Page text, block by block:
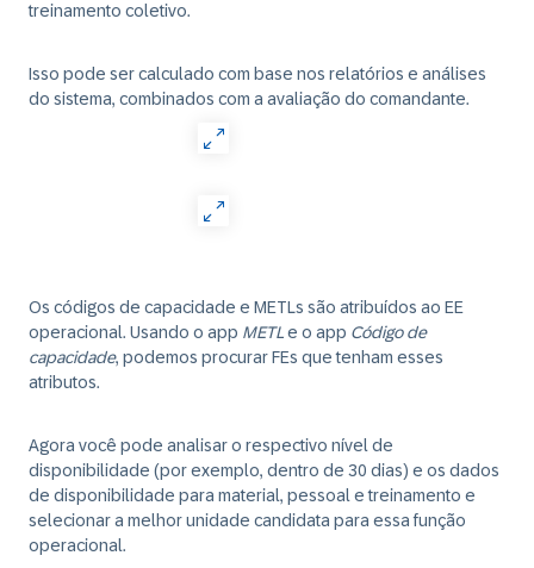
treinamento coletivo.
Isso pode ser calculado com base nos relatórios e análises
do sistema, combinados com a avaliação do comandante.
Os códigos de capacidade e METLs são atribuídos ao EE
operacional. Usando o app METLe o app Código de
capacidade, podemos procurar FEs que tenham esses
atributos.
Agora você pode analisar o respectivo nível de
disponibilidade (por exemplo, dentro de 30 dias) e os dados
de disponibilidade para material, pessoal e treinamento e
selecionar a melhor unidade candidata para essa função
operacional.